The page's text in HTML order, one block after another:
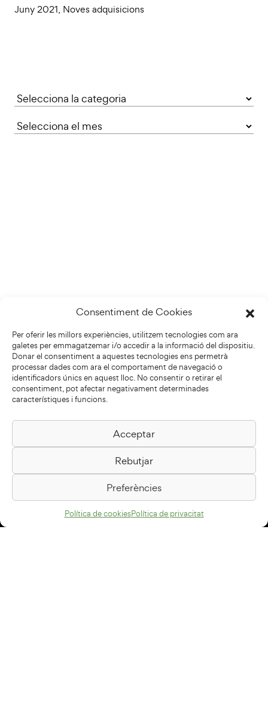
Consentiment de Cookies
Per oferir les millors experiències, utilitzem tecnologies com ara
galetes per emmagatzemar i/o accedir a la informació del dispositiu.
Donar el consentiment a aquestes tecnologies ens permetrà
processar dades com ara el comportament de navegació o
identificadors únics en aquest lloc. No consentir o retirar el
consentiment, pot afectar negativament determinades
característiques i funcions.
Acceptar
Rebutjar
Preferències
Política de cookiesPolítica de privacitat
Juny 2021, Noves adquisicions
Categories
Biblioteca Pilarin Bayés
Passeig de la Generalitat, 1
08500 Vic